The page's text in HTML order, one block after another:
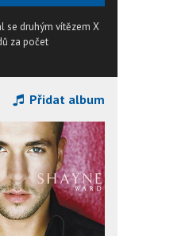
se druhým vítězem X
za počet
Přidat album